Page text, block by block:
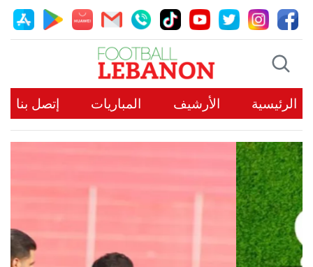
الرئيسية الأرشيف المباريات إتصل بنا